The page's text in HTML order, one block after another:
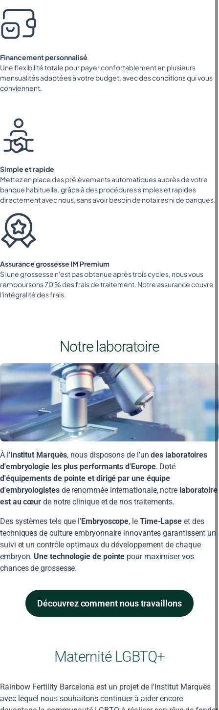
Financement personnalisé
Une flexibilité totale pour payer confortablement en plusieurs
mensualités adaptées à votre budget, avec des conditions qui vous
conviennent.
Simple et rapide
Mettez en place des prélèvements automatiques auprès de votre
banque habituelle, grâce à des procédures simples et rapides
directement avec nous, sans avoir besoin de notaires ni de banques.
Assurance grossesse IM Premium
Si une grossesse n'est pas obtenue après trois cycles, nous vous
remboursons 70 % des frais de traitement. Notre assurance couvre
l'intégralité des frais.
Notre laboratoire
À l 'Institut Marquès, nous disposons de l'undes laboratoires
d'embryologie les plus performants d'Europe. Doté
d'équipements de pointe et dirigé par une équipe
d'embryologistes de renommée internationale, notre laboratoire
est au cœur de notre clinique et de nos traitements.
Des systèmes tels que l' Embryoscope, le Time-Lapse et des
techniques de culture embryonnaire innovantes garantissent un
suivi et un contrôle optimaux du développement de chaque
embryon. Une technologie de pointe pour maximiser vos
chances de grossesse.
Découvrez comment nous travaillons
Maternité LGBTQ+
Rainbow Fertility Barcelona est un projet de l'Institut Marquès
avec lequel nous souhaitons continuer à aider encore